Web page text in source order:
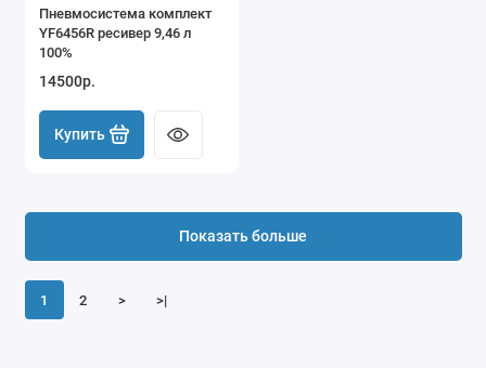
Пневмосистема комплект
YF6456R ресивер 9,46 л
100%
14500р.
Купить
1 2 > >|
Показать больше